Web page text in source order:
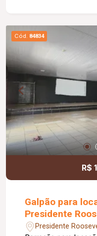
de lazer e
dispõe ainda de
garagem.
Cód. 84834
R$
Galpão para
Presidente
Presidente